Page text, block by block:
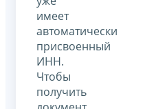
имеет
автоматически
присвоенный
ИНН.
Чтобы
получить